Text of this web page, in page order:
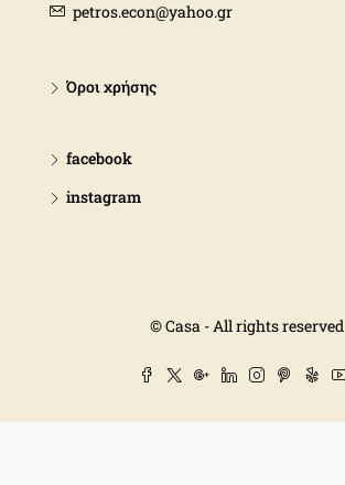
petros.econ@yahoo.gr
Όροι χρήσης
facebook
instagram
© Casa - All rights reserved